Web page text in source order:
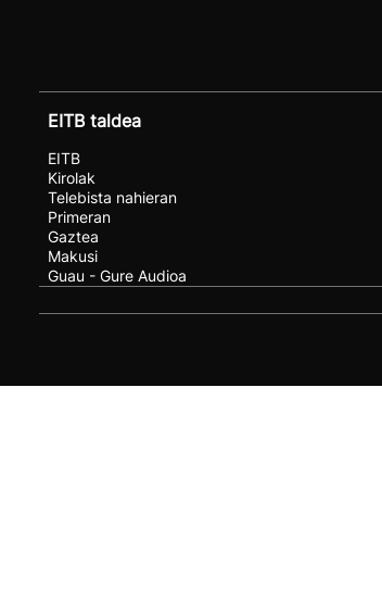
EITB taldea
EITB
Kirolak
Telebista nahieran
Primeran
Gaztea
Makusi
Guau - Gure Audioa